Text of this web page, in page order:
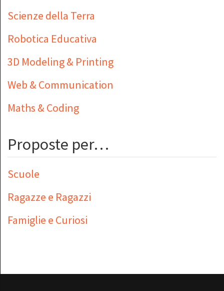
Scienze della Terra
Robotica Educativa
3D Modeling & Printing
Web & Communication
Maths & Coding
Proposte per…
Scuole
Ragazze e Ragazzi
Famiglie e Curiosi